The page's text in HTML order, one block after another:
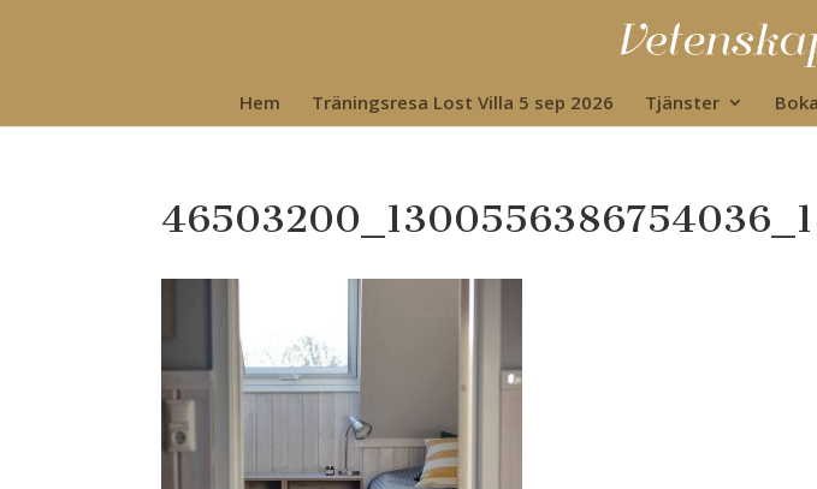
Hem Träningsresa Lost Villa 5 sep 2026 Tjänster